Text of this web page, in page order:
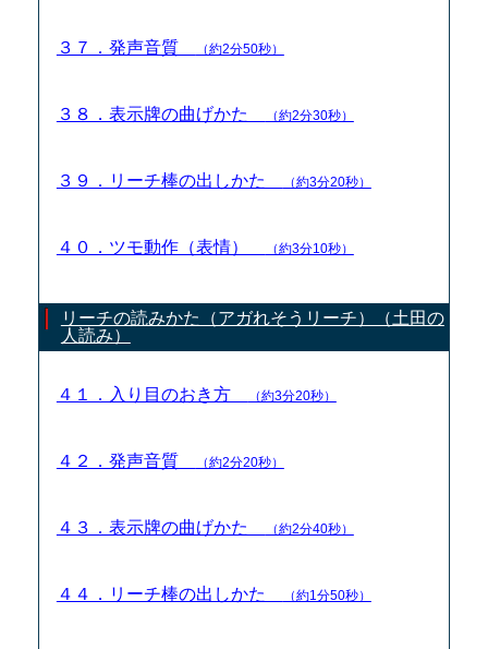
３７．発声音質 （約2分50秒）
３８．表示牌の曲げかた （約2分30秒）
３９．リーチ棒の出しかた （約3分20秒）
４０．ツモ動作（表情） （約3分10秒）
リーチの読みかた（アガれそうリーチ）（土田の
人読み）
４１．入り目のおき方 （約3分20秒）
４２．発声音質 （約2分20秒）
４３．表示牌の曲げかた （約2分40秒）
４４．リーチ棒の出しかた （約1分50秒）